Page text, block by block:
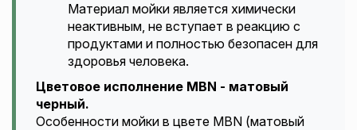
Материал мойки является химически
неактивным, не вступает в реакцию с
продуктами и полностью безопасен для
здоровья человека.
Цветовое исполнение MBN - матовый
черный.
Особенности мойки в цвете MBN (матовый